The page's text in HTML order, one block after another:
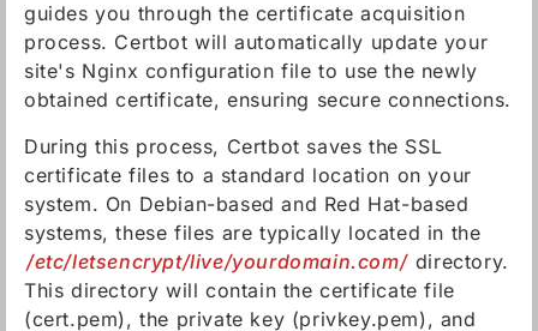
guides you through the certificate acquisition
process. Certbot will automatically update your
site's Nginx configuration file to use the newly
obtained certificate, ensuring secure connections.
During this process, Certbot saves the SSL
certificate files to a standard location on your
system. On Debian-based and Red Hat-based
systems, these files are typically located in the
/etc/letsencrypt/live/yourdomain.com/ directory.
This directory will contain the certificate file
(cert.pem), the private key (privkey.pem), and